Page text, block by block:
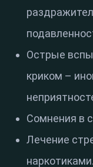
Острые
криком –
Сомнения в
Лечение
наркотиками.